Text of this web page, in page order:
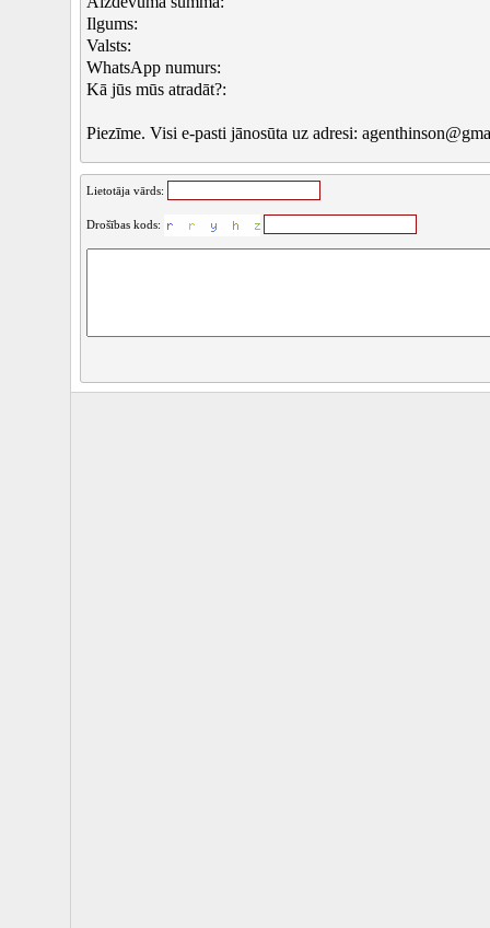
Ilgums:
Valsts:
WhatsApp numurs:
Kā jūs mūs atradāt?:
Piezīme. Visi e-pasti jānosūta uz adresi:
Lietotāja vārds:
Drošības kods: